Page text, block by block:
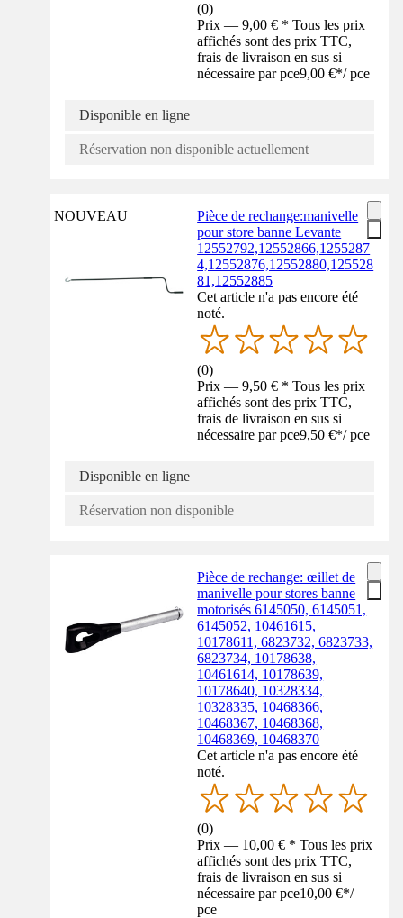
(0)
Prix — 9,00 € * Tous les prix
affichés sont des prix TTC,
frais de livraison en sus si
nécessaire par pce9,00 €*/ pce
Disponible en ligne
Réservation non disponible actuellement
NOUVEAU
Pièce de rechange:manivelle
pour store banne Levante
12552792,12552866,1255287
4,12552876,12552880,125528
81,12552885
Cet article n'a pas encore été
noté.
(0)
Prix — 9,50 € * Tous les prix
affichés sont des prix TTC,
frais de livraison en sus si
nécessaire par pce9,50 €*/ pce
Disponible en ligne
Réservation non disponible
Pièce de rechange: œillet de
manivelle pour stores banne
motorisés 6145050, 6145051,
6145052, 10461615,
10178611, 6823732, 6823733,
6823734, 10178638,
10461614, 10178639,
10178640, 10328334,
10328335, 10468366,
10468367, 10468368,
10468369, 10468370
Cet article n'a pas encore été
noté.
(0)
Prix — 10,00 € * Tous les prix
affichés sont des prix TTC,
frais de livraison en sus si
nécessaire par pce10,00 €*/
pce